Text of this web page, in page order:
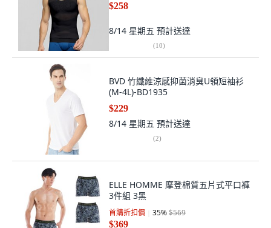
$258
8/14 星期五 預計送達
(10)
BVD 竹纖維涼感抑菌消臭U領短袖衫
(M-4L)-BD1935
$229
8/14 星期五 預計送達
(2)
ELLE HOMME 摩登棉質五片式平口褲
3件組 3黑
首購折扣價 35%$569
$369